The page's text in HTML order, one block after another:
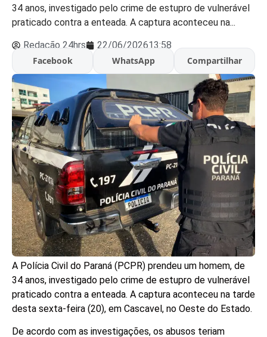
34 anos, investigado pelo crime de estupro de vulnerável
praticado contra a enteada. A captura aconteceu na...
Redação 24hrs 22/06/202613:58
Facebook
WhatsApp Compartilhar
A Polícia Civil do Paraná (PCPR) prendeu um homem, de
34 anos, investigado pelo crime de estupro de vulnerável
praticado contra a enteada. A captura aconteceu na tarde
desta sexta-feira (20), em Cascavel, no Oeste do Estado.
De acordo com as investigações, os abusos teriam